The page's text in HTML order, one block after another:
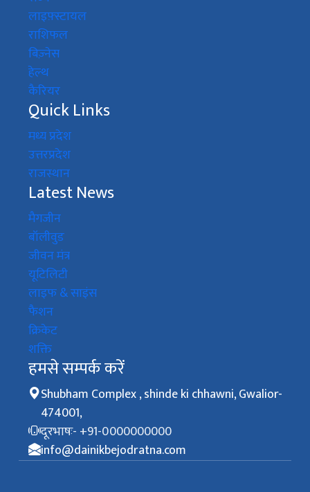
लाइफ़्स्टायल
राशिफल
बिज़्नेस
हेल्थ
कैरियर
Quick Links
मध्य प्रदेश
उत्तरप्रदेश
राजस्थान
Latest News
मैगजीन
बॉलीवुड
जीवन मंत्र
यूटिलिटी
लाइफ & साइंस
फैशन
क्रिकेट
शक्ति
हमसे सम्पर्क करें
Shubham Complex , shinde ki chhawni, Gwalior-
474001,
दूरभाषः- +91-0000000000
info@dainikbejodratna.com